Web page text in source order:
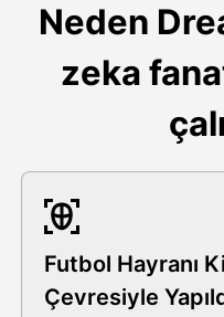
Neden
zeka
Futbol Hayranı
Çevresiyle